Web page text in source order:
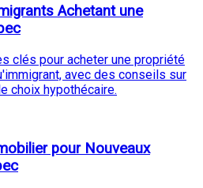
Achetant une
clés pour acheter une propriété
avec des conseils sur
choix hypothécaire.
pour Nouveaux